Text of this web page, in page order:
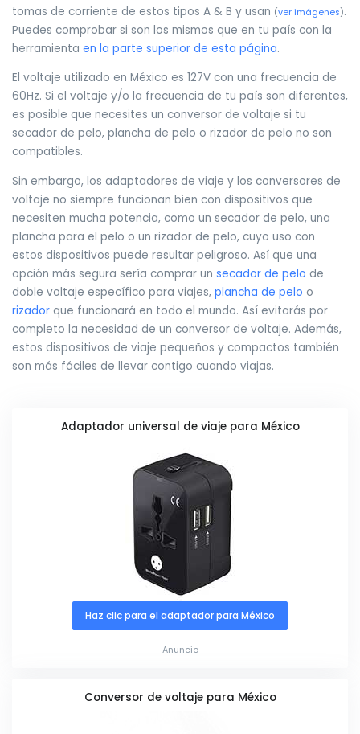
tomas de corriente de estos tipos A & B y usan (ver imágenes).
Puedes comprobar si son los mismos que en tu país con la
herramienta en la parte superior de esta página.
El voltaje utilizado en México es 127V con una frecuencia de
60Hz. Si el voltaje y/o la frecuencia de tu país son diferentes,
es posible que necesites un conversor de voltaje si tu
secador de pelo, plancha de pelo o rizador de pelo no son
compatibles.
Sin embargo, los adaptadores de viaje y los conversores de
voltaje no siempre funcionan bien con dispositivos que
necesiten mucha potencia, como un secador de pelo, una
plancha para el pelo o un rizador de pelo, cuyo uso con
estos dispositivos puede resultar peligroso. Así que una
opción más segura sería comprar un secador de pelo de
doble voltaje específico para viajes, plancha de pelo o
rizador que funcionará en todo el mundo. Así evitarás por
completo la necesidad de un conversor de voltaje. Además,
estos dispositivos de viaje pequeños y compactos también
son más fáciles de llevar contigo cuando viajas.
Adaptador universal de viaje para México
Haz clic para el adaptador para México
Anuncio
Conversor de voltaje para México